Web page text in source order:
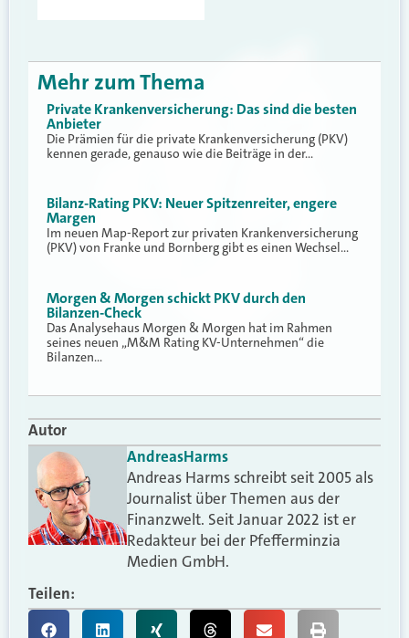
Mehr zum Thema
Private Krankenversicherung: Das sind die besten
Anbieter
Die Prämien für die private Krankenversicherung (PKV)
kennen gerade, genauso wie die Beiträge in der…
Bilanz-Rating PKV: Neuer Spitzenreiter, engere
Margen
Im neuen Map-Report zur privaten Krankenversicherung
(PKV) von Franke und Bornberg gibt es einen Wechsel…
Morgen & Morgen schickt PKV durch den
Bilanzen-Check
Das Analysehaus Morgen & Morgen hat im Rahmen
seines neuen „M&M Rating KV-Unternehmen“ die
Bilanzen…
Autor
AndreasHarms
Andreas Harms schreibt seit 2005 als
Journalist über Themen aus der
Finanzwelt. Seit Januar 2022 ist er
Redakteur bei der Pfefferminzia
Medien GmbH.
Teilen: